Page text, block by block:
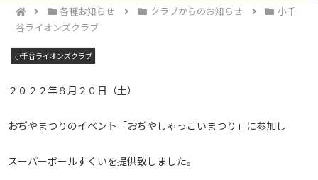
各種お知らせ クラブからのお知らせ
小千
谷ライオンズクラブ
小千谷ライオンズクラブ
２０２２年８月２０日（土）
おぢやまつりのイベント「おぢやしゃっこいまつり」に参加し
スーパーボールすくいを提供致しました。